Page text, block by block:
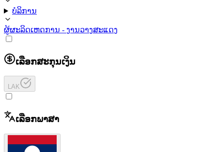
ບໍລິການ
ຜູ້ຜະລິດເຫດການ - ງານວາງສະແດງ
ເລືອກສະກຸນເງິນ
LAK
ເລືອກພາສາ